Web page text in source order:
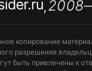
B…
,
копирование
разрешения
быть привлечены к